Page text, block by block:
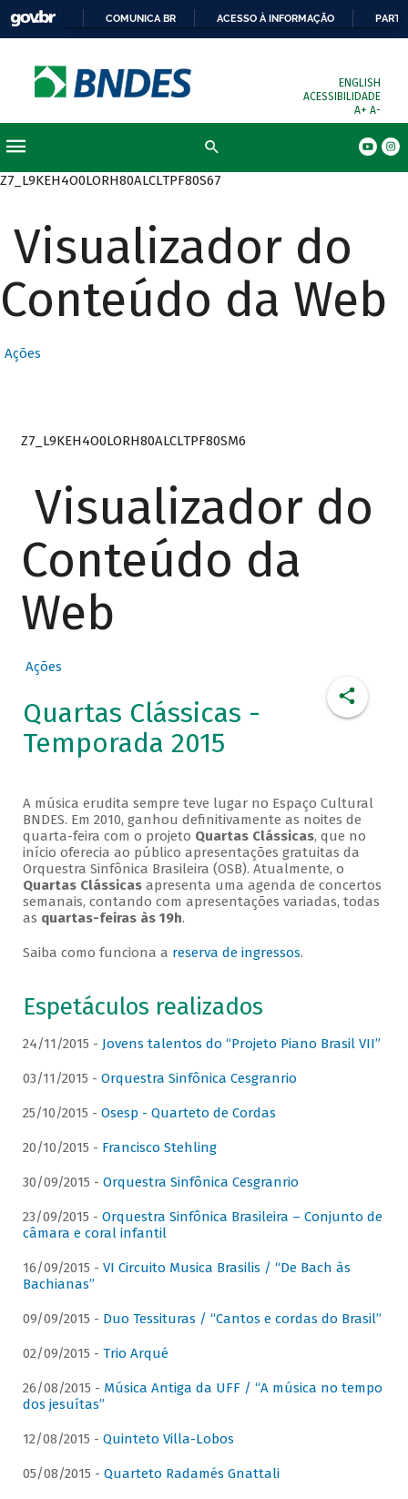
COMUNICA BR ACESSO À INFORMAÇÃO
ENGLISH
ACESSIBILIDADE
A+ A-
Z7_L9KEH4O0LORH80ALCLTPF80S67
Visualizador do
Conteúdo da Web
Ações
Z7_L9KEH4O0LORH80ALCLTPF80SM6
Visualizador do
Conteúdo da
Web
Ações
Quartas Clássicas -
Temporada 2015
A música erudita sempre teve lugar no Espaço Cultural
BNDES. Em 2010, ganhou definitivamente as noites de
quarta-feira com o projeto Quartas Clássicas, que no
início oferecia ao público apresentações gratuitas da
Orquestra Sinfônica Brasileira (OSB). Atualmente, o
Quartas Clássicasapresenta uma agenda de concertos
semanais, contando com apresentações variadas, todas
as quartas-feiras às 19h.
Saiba como funciona a reserva de ingressos.
Espetáculos realizados
24/11/2015 - Jovens talentos do “Projeto Piano Brasil VII”
03/11/2015 - Orquestra Sinfônica Cesgranrio
25/10/2015 - Osesp - Quarteto de Cordas
20/10/2015 - Francisco Stehling
30/09/2015 - Orquestra Sinfônica Cesgranrio
23/09/2015 - Orquestra Sinfônica Brasileira – Conjunto de
câmara e coral infantil
16/09/2015 - VI Circuito Musica Brasilis / “De Bach às
Bachianas”
09/09/2015 - Duo Tessituras / “Cantos e cordas do Brasil”
02/09/2015 - Trio Arqué
26/08/2015 - Música Antiga da UFF / “A música no tempo
dos jesuítas”
12/08/2015 - Quinteto Villa-Lobos
05/08/2015 - Quarteto Radamés Gnattali